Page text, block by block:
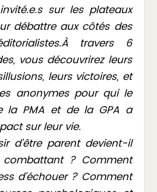
sur les plateaux
débattre aux côtés des
travers 6
vous découvrirez leurs
leurs victoires, et
anonymes pour qui le
la PMA et de la GPA a
sur leur vie.
d’être parent devient-il
? Comment
d’échouer ? Comment